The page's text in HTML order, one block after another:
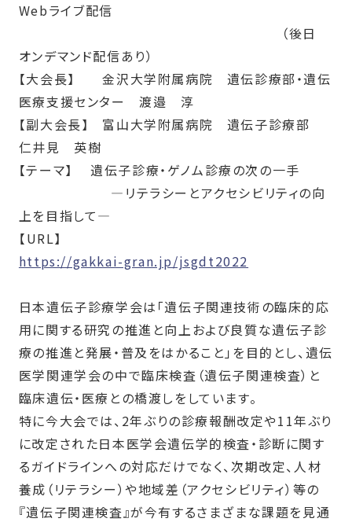
Webライブ配信
（後日
オンデマンド配信あり）
【大会長】
金沢大学附属病院 遺伝診療部・遺伝
医療支援センター 渡邉 淳
【副大会長】
富山大学附属病院 遺伝子診療部
仁井見 英樹
【テーマ】
遺伝子診療・ゲノム診療の次の一手
―リテラシーとアクセシビリティの向
上を目指して―
【URL】
https://gakkai-gran.jp/jsgdt2022
日本遺伝子診療学会は「遺伝子関連技術の臨床的応
用に関する研究の推進と向上および良質な遺伝子診
療の推進と発展・普及をはかること」を目的とし、遺伝
医学関連学会の中で臨床検査（遺伝子関連検査）と
臨床遺伝・医療との橋渡しをしています。
特に今大会では、 2年ぶりの診療報酬改定や11年ぶり
に改定された日本医学会遺伝学的検査・診断に関す
るガイドラインへの対応だけでなく、次期改定、人材
養成（リテラシー）や地域差（アクセシビリティ）等の
『遺伝子関連検査』が今有するさまざまな課題を見通